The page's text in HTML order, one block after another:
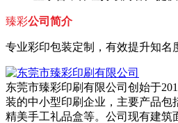
臻彩公司简介
专业彩印包装定制，有效提升知名
东莞市臻彩印刷有限公司创始于
装的中小型印刷企业，主要产品包
精美手工礼品盒等。公司现有建筑